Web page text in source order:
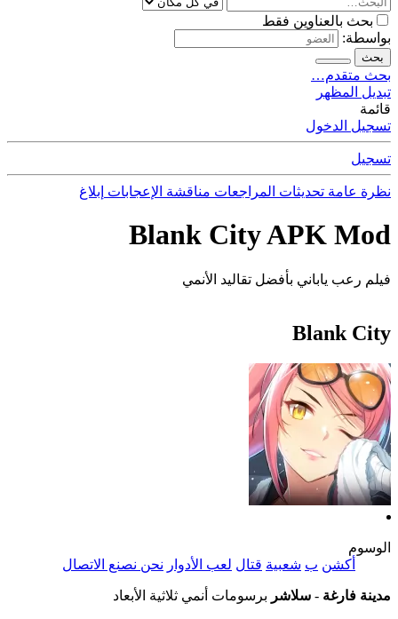
بحث بالعناوين فقط
بواسطة:
بحث
بحث متقدم…
تبديل المظهر
قائمة
تسجيل الدخول
تسجيل
نظرة عامة تحديثات المراجعات مناقشة الإعجابات إبلاغ
Blank City APK Mod
فيلم رعب ياباني بأفضل تقاليد الأنمي
Blank City
الوسوم
أكشن ب شعبية قتال لعب الأدوار نحن نصنع الاتصال
مدينة فارغة - سلاشر برسومات أنمي ثلاثية الأبعاد